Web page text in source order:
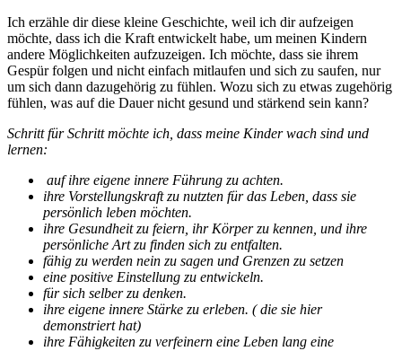
Ich erzähle dir diese kleine Geschichte, weil ich dir aufzeigen
möchte, dass ich die Kraft entwickelt habe, um meinen Kindern
andere Möglichkeiten aufzuzeigen. Ich möchte, dass sie ihrem
Gespür folgen und nicht einfach mitlaufen und sich zu saufen, nur
um sich dann dazugehörig zu fühlen. Wozu sich zu etwas zugehörig
fühlen, was auf die Dauer nicht gesund und stärkend sein kann?
Schritt für Schritt möchte ich, dass meine Kinder wach sind und
lernen:
auf ihre eigene innere Führung zu achten.
ihre Vorstellungskraft zu nutzten für das Leben, dass sie
persönlich leben möchten.
ihre Gesundheit zu feiern, ihr Körper zu kennen, und ihre
persönliche Art zu finden sich zu entfalten.
fähig zu werden nein zu sagen und Grenzen zu setzen
eine positive Einstellung zu entwickeln.
für sich selber zu denken.
ihre eigene innere Stärke zu erleben. ( die sie hier
demonstriert hat)
ihre Fähigkeiten zu verfeinern eine Leben lang eine